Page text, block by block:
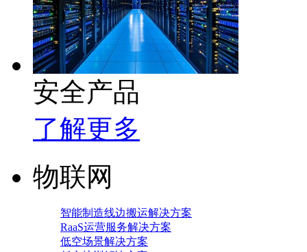
安全产品
了解更多
物联网
智能制造线边搬运解决方案
RaaS运营服务解决方案
低空场景解决方案